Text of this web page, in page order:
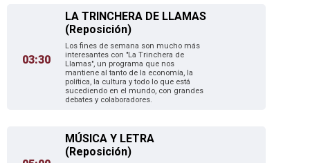
03:30
LA TRINCHERA DE LLAMAS
(Reposición)
Los fines de semana son mucho más
interesantes con "La Trinchera de
Llamas", un programa que nos
mantiene al tanto de la economía, la
política, la cultura y todo lo que está
sucediendo en el mundo, con grandes
debates y colaboradores.
MÚSICA Y LETRA
(Reposición)